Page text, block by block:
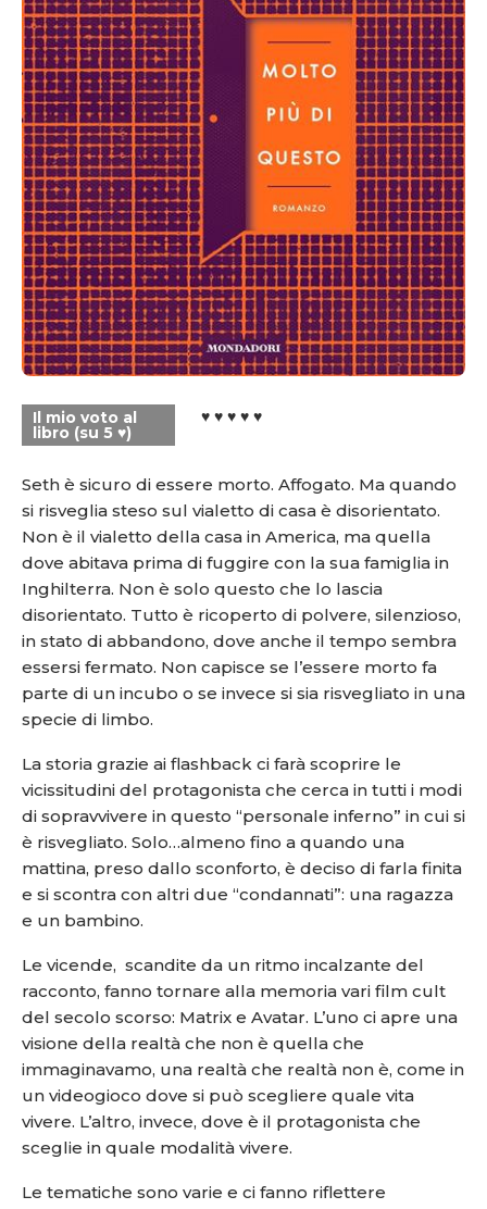
Il mio voto al
libro (su 5 ♥)
♥ ♥ ♥ ♥ ♥
Seth è sicuro di essere morto. Affogato. Ma quando
si risveglia steso sul vialetto di casa è disorientato.
Non è il vialetto della casa in America, ma quella
dove abitava prima di fuggire con la sua famiglia in
Inghilterra. Non è solo questo che lo lascia
disorientato. Tutto è ricoperto di polvere, silenzioso,
in stato di abbandono, dove anche il tempo sembra
essersi fermato. Non capisce se l’essere morto fa
parte di un incubo o se invece si sia risvegliato in una
specie di limbo.
La storia grazie ai flashback ci farà scoprire le
vicissitudini del protagonista che cerca in tutti i modi
di sopravvivere in questo “personale inferno” in cui si
è risvegliato. Solo…almeno fino a quando una
mattina, preso dallo sconforto, è deciso di farla finita
e si scontra con altri due “condannati”: una ragazza
e un bambino.
Le vicende, scandite da un ritmo incalzante del
racconto, fanno tornare alla memoria vari film cult
del secolo scorso: Matrix e Avatar. L’uno ci apre una
visione della realtà che non è quella che
immaginavamo, una realtà che realtà non è, come in
un videogioco dove si può scegliere quale vita
vivere. L’altro, invece, dove è il protagonista che
sceglie in quale modalità vivere.
Le tematiche sono varie e ci fanno riflettere